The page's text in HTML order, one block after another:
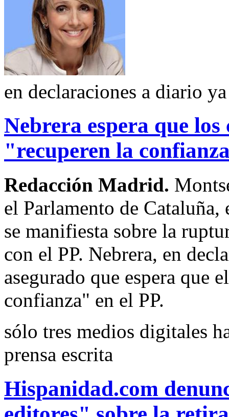
en declaraciones a diario ya
Nebrera espera que
"recuperen la
Redacción Madrid.
el Parlamento de
se manifiesta sobre la
con el PP. Nebrera, en
asegurado que espera que
confianza" en el PP.
sólo tres medios digitales
prensa escrita
Hispanidad.com